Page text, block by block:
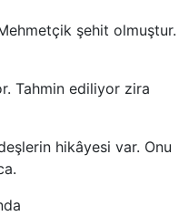
şehit olmuştur.
Tahmin ediliyor zira
hikâyesi var. Onu